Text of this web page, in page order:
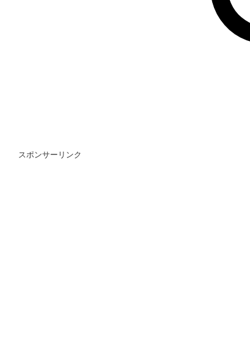
スポンサーリンク